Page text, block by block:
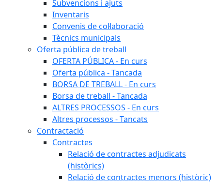
Subvencions i ajuts
Inventaris
Convenis de col·laboració
Tècnics municipals
Oferta pública de treball
OFERTA PÚBLICA - En curs
Oferta pública - Tancada
BORSA DE TREBALL - En curs
Borsa de treball - Tancada
ALTRES PROCESSOS - En curs
Altres processos - Tancats
Contractació
Contractes
Relació de contractes adjudicats
(històrics)
Relació de contractes menors (històric)